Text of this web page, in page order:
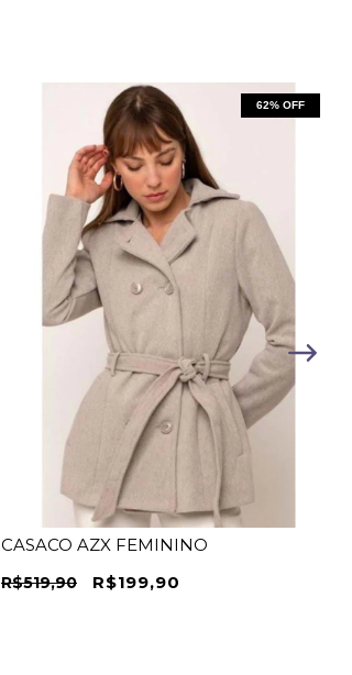
62% OFF
CASACO AZX FEMININO
R$519,90 R$199,90